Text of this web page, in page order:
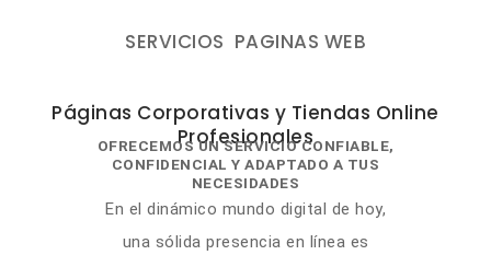
SERVICIOS PAGINAS WEB
Páginas Corporativas y Tiendas Online
Profesionales
OFRECEMOS UN SERVICIO CONFIABLE,
CONFIDENCIAL Y ADAPTADO A TUS
NECESIDADES
En el dinámico mundo digital de hoy,
una sólida presencia en línea es